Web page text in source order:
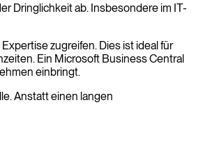
Dringlichkeit ab. Insbesondere im IT-
zugreifen. Dies ist ideal für
Ein Microsoft Business Central
einbringt.
Anstatt einen langen